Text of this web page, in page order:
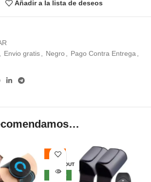
Añadir a la lista de deseos
Envio gratis Negro Pago Contra Entrega
-46%
SOLD OUT
NUEVO